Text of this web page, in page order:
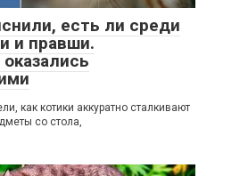
есть ли среди
и правши.
как котики аккуратно сталкивают
со стола,